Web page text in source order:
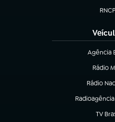
Agência
(abre em
Rádio
Rádio
(abre em
(abre em
TV
(abre